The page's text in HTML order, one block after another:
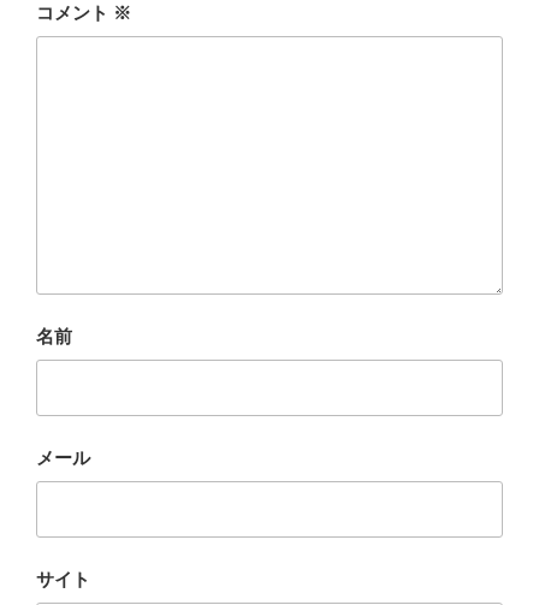
コメント ※
名前
メール
サイト